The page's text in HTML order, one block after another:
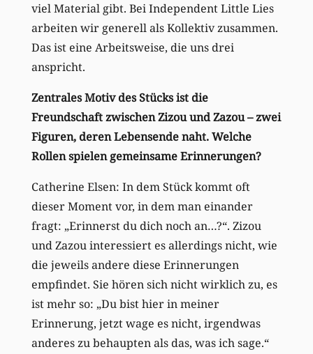
viel Material gibt. Bei Independent Little Lies
arbeiten wir generell als Kollektiv zusammen.
Das ist eine Arbeitsweise, die uns drei
anspricht.
Zentrales Motiv des Stücks ist die
Freundschaft zwischen Zizou und Zazou – zwei
Figuren, deren Lebensende naht. Welche
Rollen spielen gemeinsame Erinnerungen?
Catherine Elsen: In dem Stück kommt oft
dieser Moment vor, in dem man einander
fragt: „Erinnerst du dich noch an…?“. Zizou
und Zazou interessiert es allerdings nicht, wie
die jeweils andere diese Erinnerungen
empfindet. Sie hören sich nicht wirklich zu, es
ist mehr so: „Du bist hier in meiner
Erinnerung, jetzt wage es nicht, irgendwas
anderes zu behaupten als das, was ich sage.“